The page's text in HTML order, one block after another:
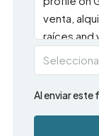
Al enviar